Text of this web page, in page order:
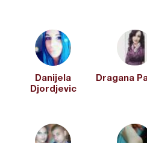
Danijela
Djordjevic
Dragana